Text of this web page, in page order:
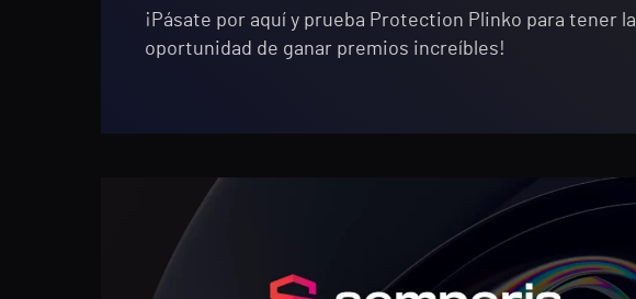
¡Pásate por aquí y prueba Protection Plinko para tener la
oportunidad de ganar premios increíbles!